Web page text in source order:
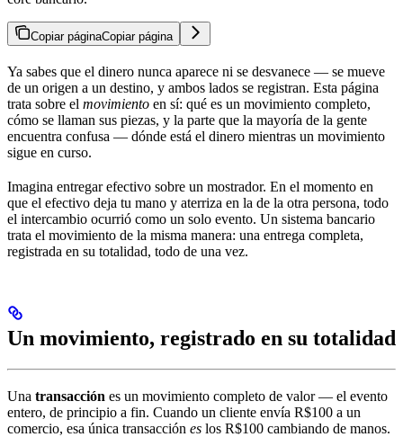
Copiar páginaCopiar página
Ya sabes que el dinero nunca aparece ni se desvanece — se mueve
de un origen a un destino, y ambos lados se registran. Esta página
trata sobre el movimiento en sí: qué es un movimiento completo,
cómo se llaman sus piezas, y la parte que la mayoría de la gente
encuentra confusa — dónde está el dinero mientras un movimiento
sigue en curso.
Imagina entregar efectivo sobre un mostrador. En el momento en
que el efectivo deja tu mano y aterriza en la de la otra persona, todo
el intercambio ocurrió como un solo evento. Un sistema bancario
trata el movimiento de la misma manera: una entrega completa,
registrada en su totalidad, todo de una vez.
Un movimiento, registrado en su totalidad
Una transacción es un movimiento completo de valor — el evento
entero, de principio a fin. Cuando un cliente envía R$100 a un
comercio, esa única transacción es los R$100 cambiando de manos.